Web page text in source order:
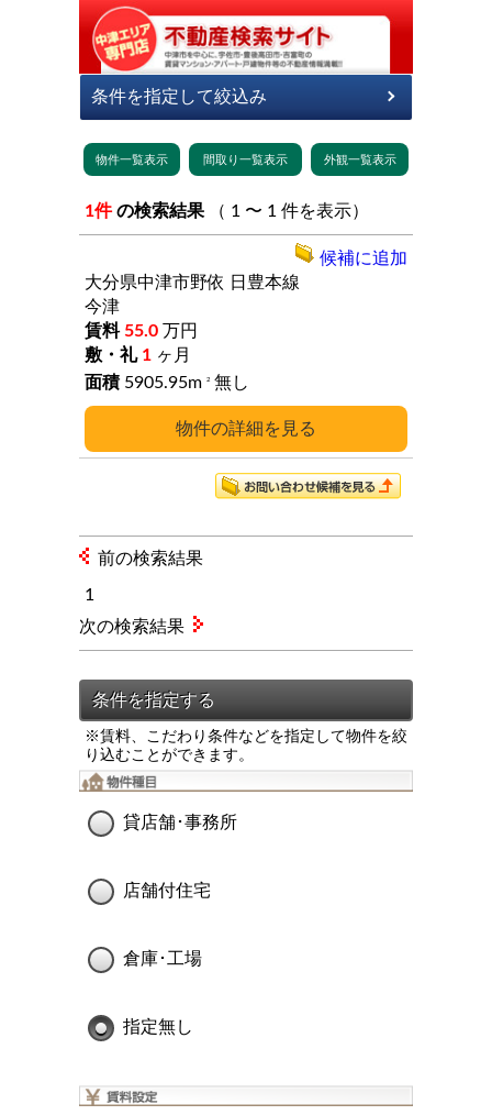
※賃料、こだわり条件などを指定して物件を絞
り込むことができます。
貸店舗･事務所
店舗付住宅
倉庫･工場
指定無し
1件 の検索結果 （ 1 〜 1 件を表示）
詳細
大分県中津市野依 日豊本線
今津
55.0 万円
1 ヶ月
5905.95m
2 無し
候補に追加
前の検索結果
1